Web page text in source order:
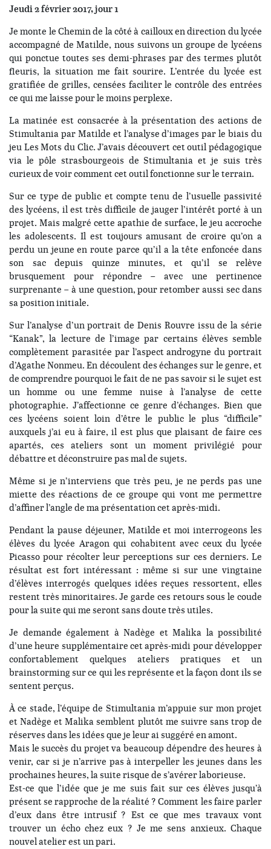
Jeudi 2 février 2017,jour 1
Je monte le Chemin de la côté à cailloux en direction du lycée
accompagné de Matilde, nous suivons un groupe de lycéens
qui ponctue toutes ses demi-phrases par des termes plutôt
fleuris, la situation me fait sourire. L’entrée du lycée est
gratifiée de grilles, censées faciliter le contrôle des entrées
ce qui me laisse pour le moins perplexe.
La matinée est consacrée à la présentation des actions de
Stimultania par Matilde et l’analyse d’images par le biais du
jeu Les Mots du Clic. J’avais découvert cet outil pédagogique
via le pôle strasbourgeois de Stimultania et je suis très
curieux de voir comment cet outil fonctionne sur le terrain.
Sur ce type de public et compte tenu de l’usuelle passivité
des lycéens, il est très difficile de jauger l’intérêt porté à un
projet. Mais malgré cette apathie de surface, le jeu accroche
les adolescents. Il est toujours amusant de croire qu’on a
perdu un jeune en route parce qu’il a la tête enfoncée dans
son sac depuis quinze minutes, et qu’il se relève
brusquement pour répondre – avec une pertinence
surprenante – à une question, pour retomber aussi sec dans
sa position initiale.
Sur l’analyse d’un portrait de Denis Rouvre issu de la série
“Kanak”, la lecture de l’image par certains élèves semble
complètement parasitée par l’aspect androgyne du portrait
d’Agathe Nonmeu. En découlent des échanges sur le genre, et
de comprendre pourquoi le fait de ne pas savoir si le sujet est
un homme ou une femme nuise à l’analyse de cette
photographie. J’affectionne ce genre d’échanges. Bien que
ces lycéens soient loin d’être le public le plus “difficile”
auxquels j’ai eu à faire, il est plus que plaisant de faire ces
apartés, ces ateliers sont un moment privilégié pour
débattre et déconstruire pas mal de sujets.
Même si je n’interviens que très peu, je ne perds pas une
miette des réactions de ce groupe qui vont me permettre
d’affiner l’angle de ma présentation cet après-midi.
Pendant la pause déjeuner, Matilde et moi interrogeons les
élèves du lycée Aragon qui cohabitent avec ceux du lycée
Picasso pour récolter leur perceptions sur ces derniers. Le
résultat est fort intéressant : même si sur une vingtaine
d’élèves interrogés quelques idées reçues ressortent, elles
restent très minoritaires. Je garde ces retours sous le coude
pour la suite qui me seront sans doute très utiles.
Je demande également à Nadège et Malika la possibilité
d’une heure supplémentaire cet après-midi pour développer
confortablement quelques ateliers pratiques et un
brainstorming sur ce qui les représente et la façon dont ils se
sentent perçus.
À ce stade, l’équipe de Stimultania m’appuie sur mon projet
et Nadège et Malika semblent plutôt me suivre sans trop de
réserves dans les idées que je leur ai suggéré en amont.
Mais le succès du projet va beaucoup dépendre des heures à
venir, car si je n’arrive pas à interpeller les jeunes dans les
prochaines heures, la suite risque de s’avérer laborieuse.
Est-ce que l’idée que je me suis fait sur ces élèves jusqu’à
présent se rapproche de la réalité ? Comment les faire parler
d’eux dans être intrusif ? Est ce que mes travaux vont
trouver un écho chez eux ? Je me sens anxieux. Chaque
nouvel atelier est un pari.